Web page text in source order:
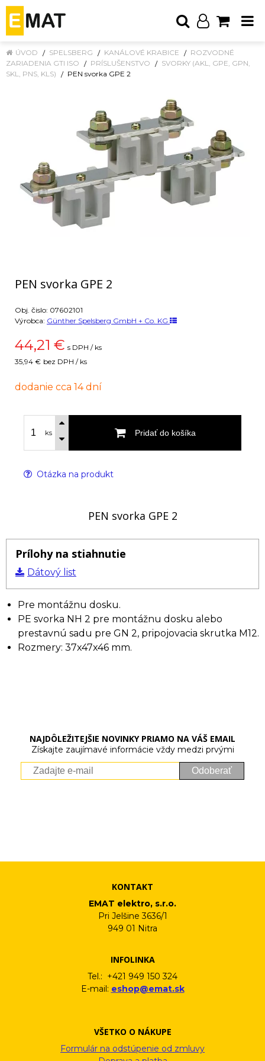
ÚVOD SPELSBERG KANÁLOVÉ KRABICE
ROZVODNÉ
ZARIADENIA GTI ISO
PRÍSLUŠENSTVO
SVORKY (AKL, GPE, GPN,
SKL, PNS, KLS)
PEN svorka GPE 2
PEN svorka GPE 2
Obj. čislo: 07602101
Výrobca: Günther Spelsberg GmbH + Co. KG
44,21 € s DPH / ks
35,94 € bez DPH / ks
dodanie cca 14 dní
ks Pridať do košíka
Otázka na produkt
PEN svorka GPE 2
Prílohy na stiahnutie
Dátový list
Pre montážnu dosku.
PE svorka NH 2 pre montážnu dosku alebo
prestavnú sadu pre GN 2, pripojovacia skrutka M12.
Rozmery: 37x47x46 mm.
NAJDÔLEŽITEJŠIE NOVINKY PRIAMO NA VÁŠ EMAIL
Získajte zaujímavé informácie vždy medzi prvými
Odoberať
KONTAKT
EMAT elektro, s.r.o.
Pri Jelšine 3636/1
949 01 Nitra
INFOLINKA
Tel.: +421 949 150 324
E-mail: eshop@emat.sk
VŠETKO O NÁKUPE
Formulár na odstúpenie od zmluvy